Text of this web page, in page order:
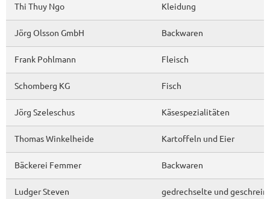
Thi Thuy Ngo Kleidung
Jörg Olsson GmbH Backwaren
Frank Pohlmann Fleisch
Schomberg KG Fisch
Jörg Szeleschus Käsespezialitäten
Thomas Winkelheide Kartoffeln und Eier
Bäckerei Femmer Backwaren
Ludger Steven gedrechselte und